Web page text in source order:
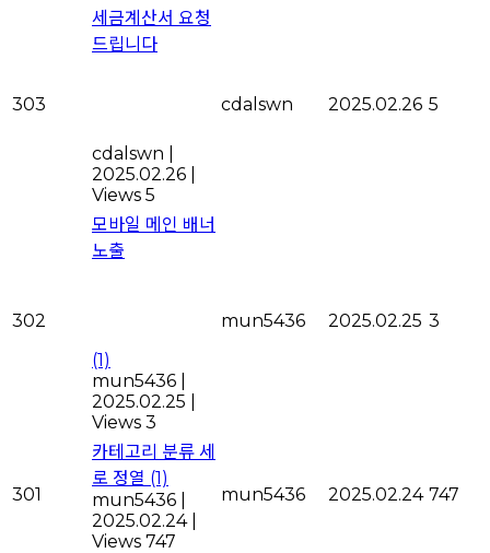
303
세금계산서 요청
드립니다
cdalswn
2025.02.26
Views 5
cdalswn 2025.02.26 5
302
모바일 메인 배너
노출
(1)
mun5436
2025.02.25
Views 3
mun5436 2025.02.25 3
301
카테고리 분류 세
로 정열 (1)
mun5436
2025.02.24
Views 747
mun5436 2025.02.24 747